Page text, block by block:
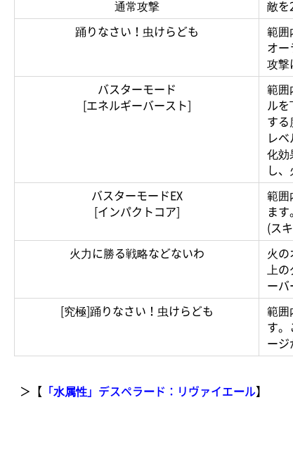
通常攻撃
敵を
踊りなさい！虫けらども
範囲
オ
攻撃
バスターモード
[エネルギーバースト]
範囲
ル
す
レ
化効
し
バスターモードEX
[インパクトコア]
範囲
ま
(ス
火力に勝る戦略などないわ
火
上の
ー
[究極]踊りなさい！虫けらども
範囲
す
ー
＞【 「水属性」デスペラード：リヴァイエール】